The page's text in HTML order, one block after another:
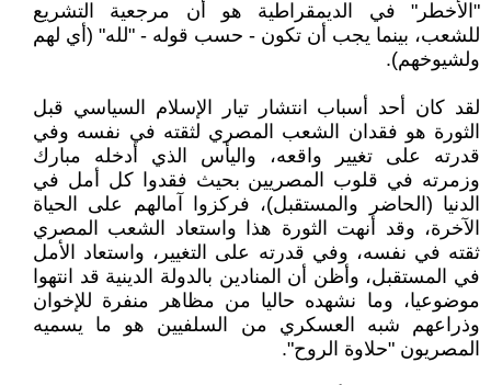
"الأخطر" في الديمقراطية هو أن مرجعية التشريع
للشعب، بينما يجب أن تكون - حسب قوله - "لله" (أي لهم
ولشيوخهم).
لقد كان أحد أسباب انتشار تيار الإسلام السياسي قبل
الثورة هو فقدان الشعب المصري لثقته في نفسه وفي
قدرته على تغيير واقعه، واليأس الذي أدخله مبارك
وزمرته في قلوب المصريين بحيث فقدوا كل أمل في
الدنيا (الحاضر والمستقبل)، فركزوا آمالهم على الحياة
الآخرة، وقد أنهت الثورة هذا واستعاد الشعب المصري
ثقته في نفسه، وفي قدرته على التغيير، واستعاد الأمل
في المستقبل، وأظن أن المنادين بالدولة الدينية قد انتهوا
موضوعيا، وما نشهده حاليا من مظاهر منفرة للإخوان
وذراعهم شبه العسكري من السلفيين هو ما يسميه
المصريون "حلاوة الروح".